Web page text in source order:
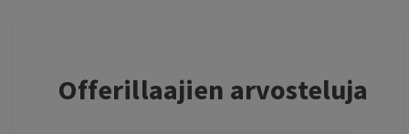
Offerillaajien arvosteluja